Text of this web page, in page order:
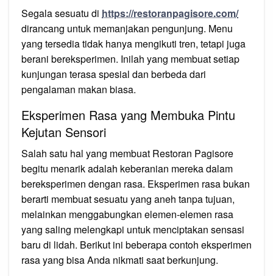
Segala sesuatu di https://restoranpagisore.com/
dirancang untuk memanjakan pengunjung. Menu
yang tersedia tidak hanya mengikuti tren, tetapi juga
berani bereksperimen. Inilah yang membuat setiap
kunjungan terasa spesial dan berbeda dari
pengalaman makan biasa.
Eksperimen Rasa yang Membuka Pintu
Kejutan Sensori
Salah satu hal yang membuat Restoran Pagisore
begitu menarik adalah keberanian mereka dalam
bereksperimen dengan rasa. Eksperimen rasa bukan
berarti membuat sesuatu yang aneh tanpa tujuan,
melainkan menggabungkan elemen-elemen rasa
yang saling melengkapi untuk menciptakan sensasi
baru di lidah. Berikut ini beberapa contoh eksperimen
rasa yang bisa Anda nikmati saat berkunjung.